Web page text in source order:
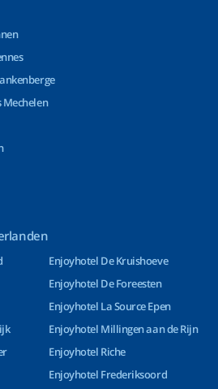
Enjoyhotel De Kruishoeve
Enjoyhotel De Foreesten
Enjoyhotel La Source Epen
Enjoyhotel Millingen aan de Rijn
Enjoyhotel Riche
Enjoyhotel Frederiksoord